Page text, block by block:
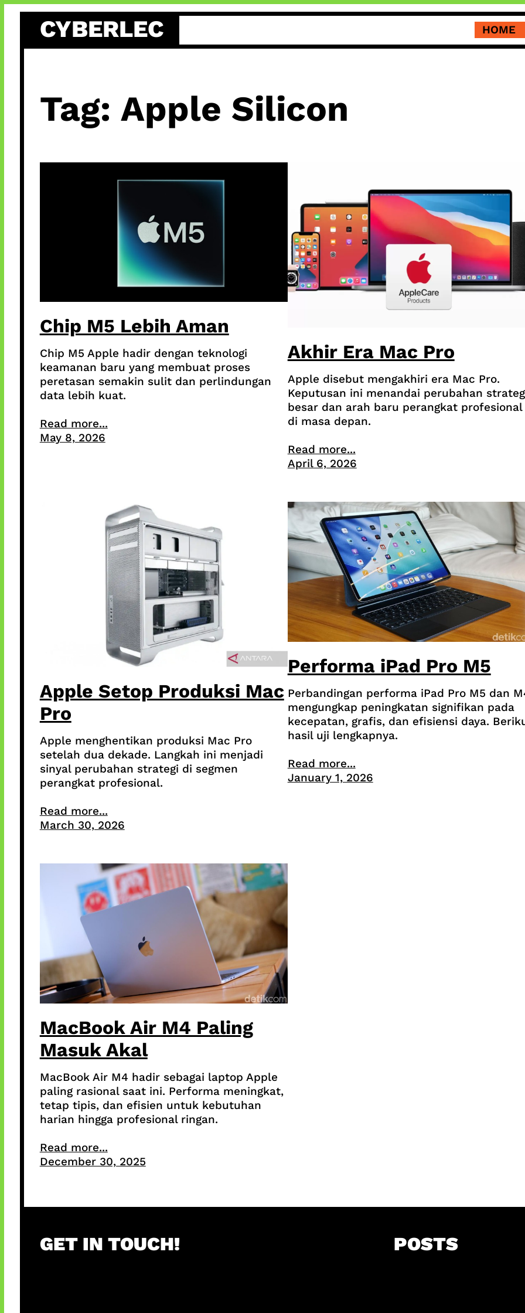
content
CYBERLEC HOME
Tag: Apple Silicon
Chip M5 Lebih Aman
Chip M5 Apple hadir dengan teknologi
keamanan baru yang membuat proses
peretasan semakin sulit dan perlindungan
data lebih kuat.
Read more...
May 8, 2026
Akhir Era Mac Pro
Apple disebut mengakhiri era Mac Pro.
Keputusan ini menandai perubahan
besar dan arah baru perangkat profesional
di masa depan.
Read more...
April 6, 2026
Apple Setop Produksi Mac
Pro
Apple menghentikan produksi Mac Pro
setelah dua dekade. Langkah ini menjadi
sinyal perubahan strategi di segmen
perangkat profesional.
Read more...
March 30, 2026
Performa iPad Pro M5
Perbandingan performa iPad Pro M5 dan
mengungkap peningkatan signifikan pada
kecepatan, grafis, dan efisiensi daya.
hasil uji lengkapnya.
Read more...
January 1, 2026
MacBook Air M4 Paling
Masuk Akal
MacBook Air M4 hadir sebagai laptop Apple
paling rasional saat ini. Performa meningkat,
tetap tipis, dan efisien untuk kebutuhan
harian hingga profesional ringan.
Read more...
December 30, 2025
GET IN TOUCH! POSTS